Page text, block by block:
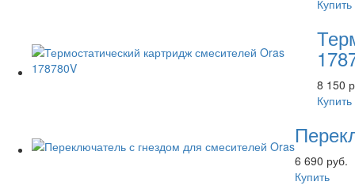
Купить
8 150
Купить
6 690 руб.
Купить